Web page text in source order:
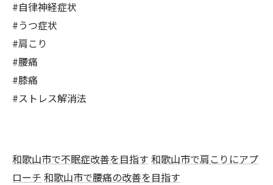
#自律神経症状
#うつ症状
#肩こり
#腰痛
#膝痛
#ストレス解消法
和歌山市で不眠症改善を目指す 和歌山市で肩こりにアプ
ローチ 和歌山市で腰痛の改善を目指す